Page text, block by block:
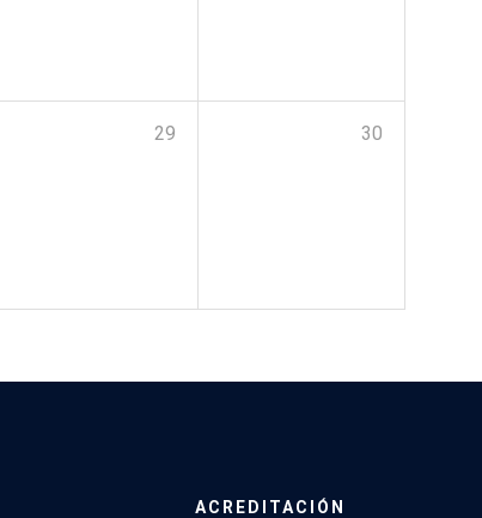
29 30
ACREDITACIÓN